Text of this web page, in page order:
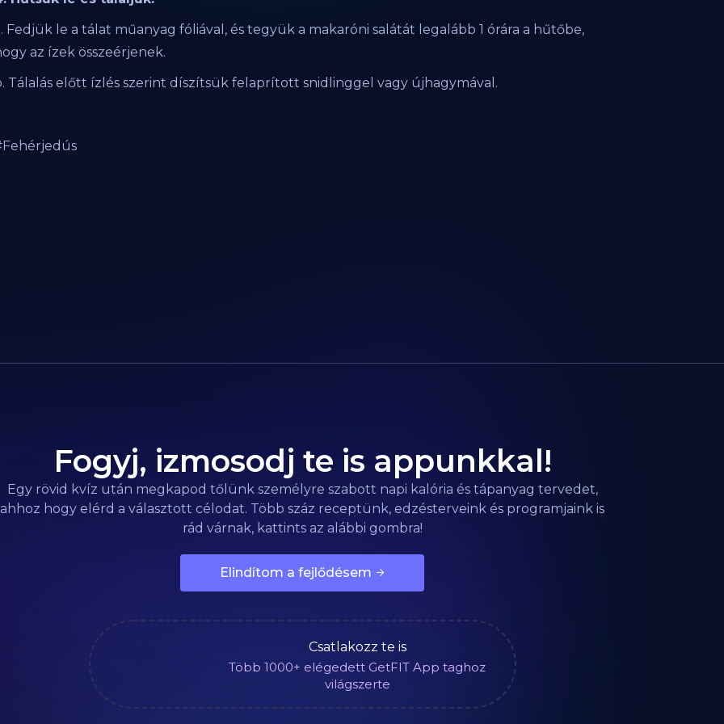
Fedjük le a tálat műanyag fóliával, és tegyük a makaróni salátát legalább 1 órára a hűtőbe,
az ízek összeérjenek.
Tálalás előtt ízlés szerint díszítsük felaprított snidlinggel vagy újhagymával.
Fogyj, izmosodj te is appunkkal!
Egy rövid kvíz után megkapod tőlünk személyre szabott napi kalória és tápanyag tervedet,
ahhoz hogy elérd a választott célodat. Több száz receptünk, edzésterveink és programjaink is
rád várnak, kattints az alábbi gombra!
Elindítom a fejlődésem
Csatlakozz te is
Több 1000+ elégedett GetFIT App taghoz
világszerte